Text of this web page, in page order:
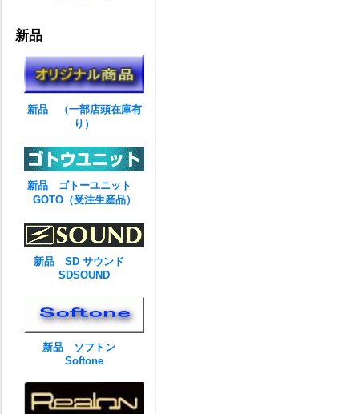
新品
新品 （一部店頭在庫有
り）
新品 ゴトーユニット
GOTO（受注生産品）
新品 SD サウンド
SDSOUND
新品 ソフトン
Softone